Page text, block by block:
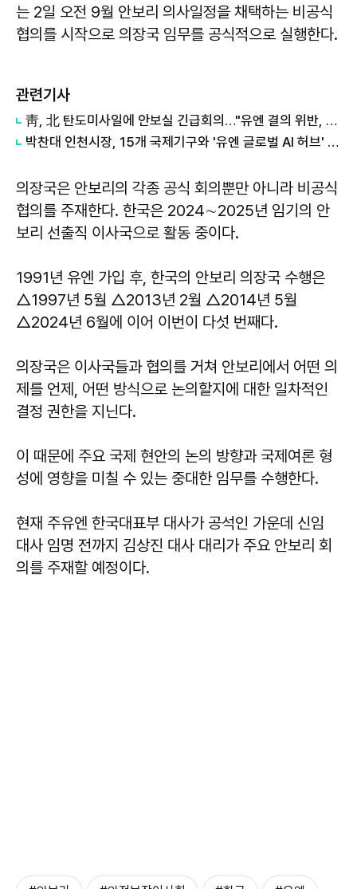
는 2일 오전 9월 안보리 의사일정을 채택하는 비공식
협의를 시작으로 의장국 임무를 공식적으로 실행한다.
관련기사
靑, 北 탄도미사일에 안보실 긴급회의…"유엔 결의 위반, 즉각 중단 촉구"
박찬대 인천시장, 15개 국제기구와 '유엔 글로벌 AI 허브' 유치 협력 본격화
의장국은 안보리의 각종 공식 회의뿐만 아니라 비공식
협의를 주재한다. 한국은 2024∼2025년 임기의 안
보리 선출직 이사국으로 활동 중이다.
1991년 유엔 가입 후, 한국의 안보리 의장국 수행은
△1997년 5월 △2013년 2월 △2014년 5월
△2024년 6월에 이어 이번이 다섯 번째다.
의장국은 이사국들과 협의를 거쳐 안보리에서 어떤 의
제를 언제, 어떤 방식으로 논의할지에 대한 일차적인
결정 권한을 지닌다.
이 때문에 주요 국제 현안의 논의 방향과 국제여론 형
성에 영향을 미칠 수 있는 중대한 임무를 수행한다.
현재 주유엔 한국대표부 대사가 공석인 가운데 신임
대사 임명 전까지 김상진 대사 대리가 주요 안보리 회
의를 주재할 예정이다.